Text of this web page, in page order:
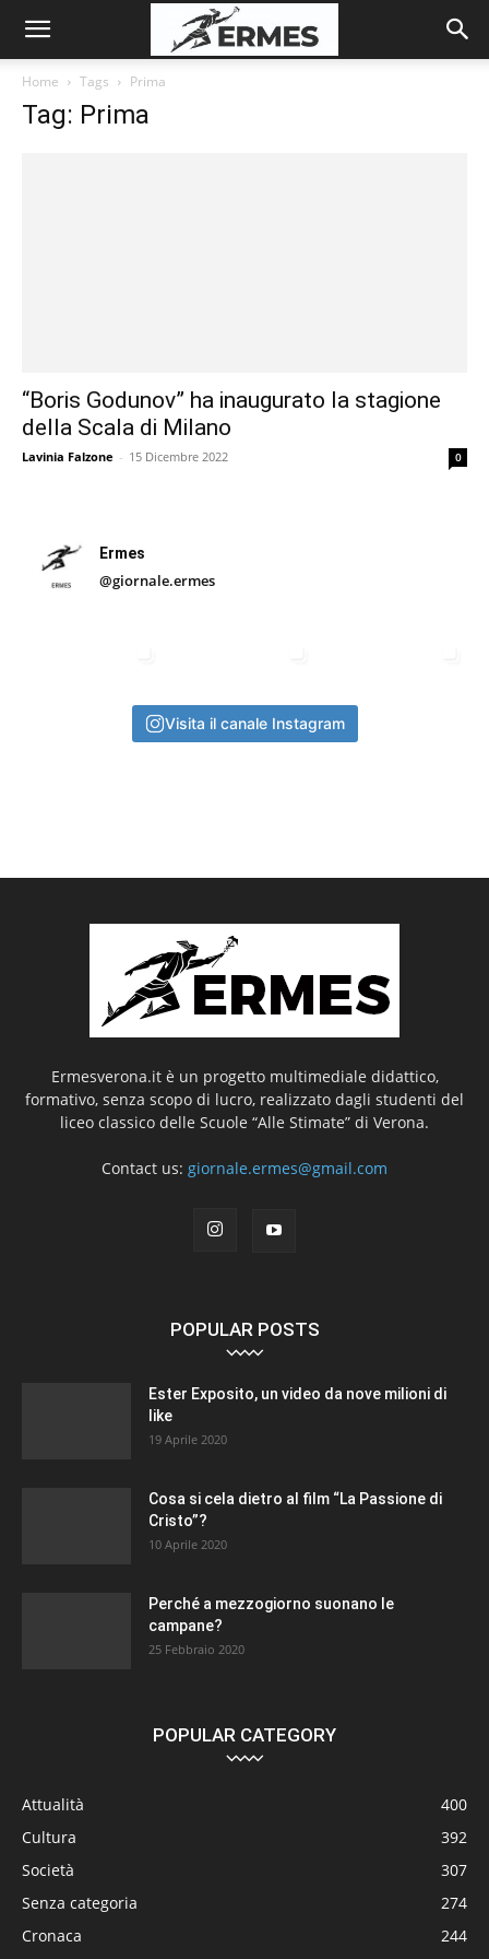
Home Tags Prima
Tag: Prima
“Boris Godunov” ha inaugurato la stagione
della Scala di Milano
Lavinia Falzone - 15 Dicembre 2022 0
Ermes
@giornale.ermes
Visita il canale Instagram
Ermesverona.it è un progetto multimediale didattico,
formativo, senza scopo di lucro, realizzato dagli studenti del
liceo classico delle Scuole “Alle Stimate” di Verona.
Contact us: giornale.ermes@gmail.com
POPULAR POSTS
Ester Exposito, un video da nove milioni di
like
19 Aprile 2020
Cosa si cela dietro al film “La Passione di
Cristo”?
10 Aprile 2020
Perché a mezzogiorno suonano le
campane?
25 Febbraio 2020
POPULAR CATEGORY
Attualità
400
Cultura
392
Società
307
Senza categoria
274
Cronaca
244